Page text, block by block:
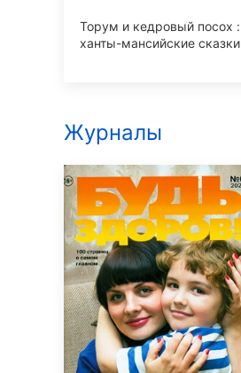
Торум и кедровый посох :
ханты-мансийские сказки
Журналы